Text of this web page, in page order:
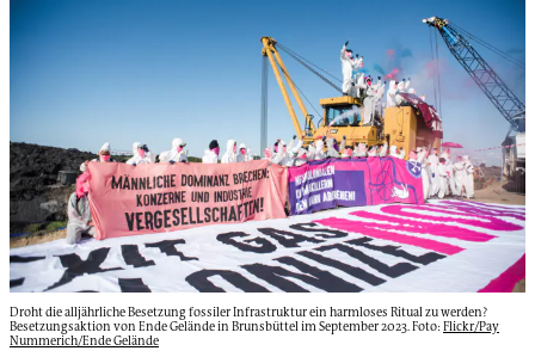
Droht die alljährliche Besetzung fossiler Infrastruktur ein harmloses Ritual zu werden?
Besetzungsaktion von Ende Gelände in Brunsbüttel im September 2023. Foto:Flickr/Pay
Nummerich/Ende Gelände